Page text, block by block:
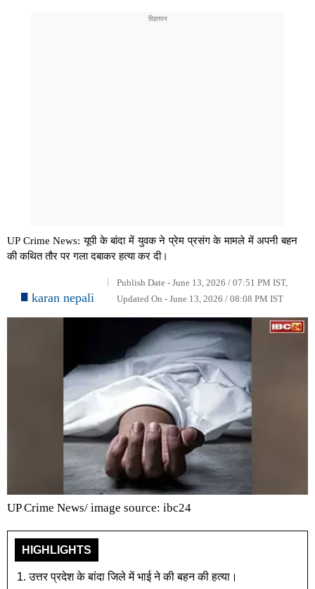
UP Crime News: यूपी के बांदा में युवक ने प्रेम प्रसंग के मामले में अपनी बहन
की कथित तौर पर गला दबाकर हत्या कर दी।
karan nepali
Publish Date - June 13, 2026 / 07:51 PM IST,
Updated On - June 13, 2026 / 08:08 PM IST
UP Crime News/ image source: ibc24
HIGHLIGHTS
उत्तर प्रदेश के बांदा जिले में भाई ने की बहन की हत्या।